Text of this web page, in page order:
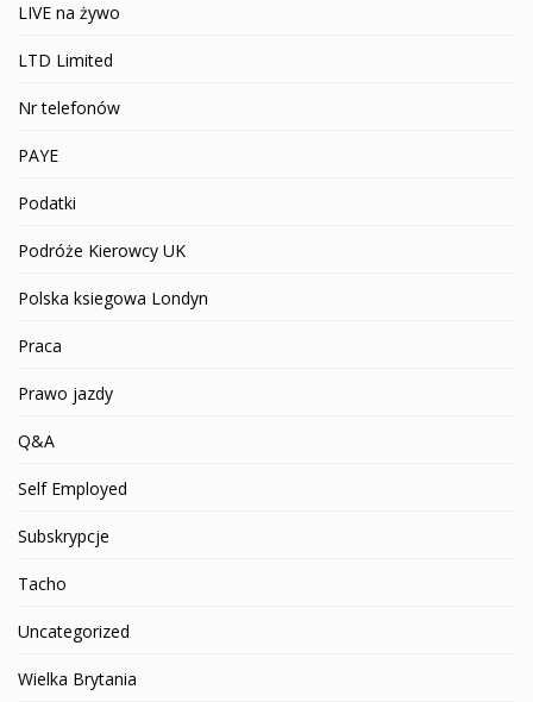
LIVE na żywo
LTD Limited
Nr telefonów
PAYE
Podatki
Podróże Kierowcy UK
Polska ksiegowa Londyn
Praca
Prawo jazdy
Q&A
Self Employed
Subskrypcje
Tacho
Uncategorized
Wielka Brytania